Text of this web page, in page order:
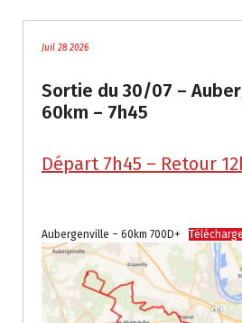
Juil 28 2026
Sortie du 30/07 –
60km – 7h45
Départ 7h45 – Retour
Aubergenville – 60km 700D+